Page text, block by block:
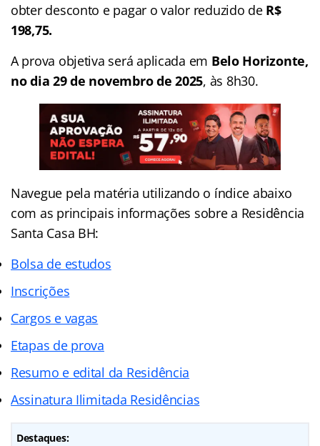
obter desconto e pagar o valor reduzido deR$
198,75.
A prova objetiva será aplicada em Belo Horizonte,
no dia 29 de novembro de 2025, às 8h30.
Navegue pela matéria utilizando o índice abaixo
com as principais informações sobre a Residência
Santa Casa BH:
Bolsa de estudos
Inscrições
Cargos e vagas
Etapas de prova
Resumo e edital da Residência
Assinatura Ilimitada Residências
Destaques: